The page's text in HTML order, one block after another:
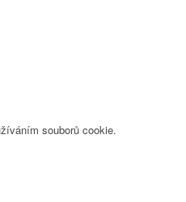
souborů cookie.